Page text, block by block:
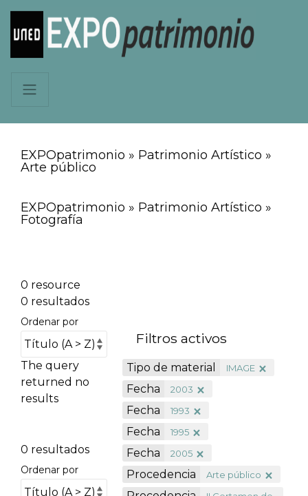
EXPOpatrimonio » Patrimonio Artístico »
Arte público
EXPOpatrimonio » Patrimonio Artístico »
Fotografía
0 resource
0 resultados
Ordenar por
The query
returned no
results
0 resultados
Ordenar por
Filtros activos
Tipo de material IMAGE
Fecha 2003
Fecha 1993
Fecha 1995
Fecha 2005
Procedencia Arte público